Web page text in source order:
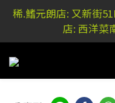
稀.鰭元朗店: 又新街
店: 西洋菜
稀.鰭元朗店: 又新街
店: 西洋菜
網上購買 水族器材
稀.鰭元朗店: 又新街